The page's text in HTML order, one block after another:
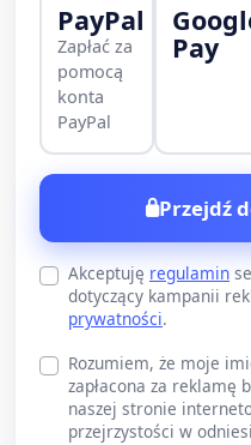
PayPal
Zapłać za
pomocą
konta
PayPal
Pay
Przejdź
Akceptuję regulamin
dotyczący kampanii
prywatności.
Rozumiem, że moje
zapłacona za reklamę
naszej stronie
przejrzystości w